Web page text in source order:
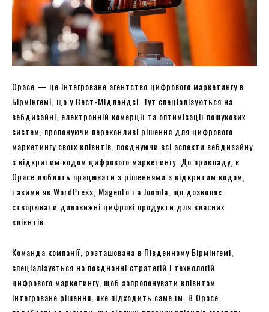
Opace — це інтегроване агентство цифрового маркетингу в
Бірмінгемі, що у Вест-Мідлендсі. Тут спеціалізуються на
вебдизайні, електронній комерції та оптимізації пошукових
систем, пропонуючи переконливі рішення для цифрового
маркетингу своїх клієнтів, поєднуючи всі аспекти вебдизайну
з відкритим кодом цифрового маркетингу. До прикладу, в
Opace люблять працювати з рішеннями з відкритим кодом,
такими як WordPress, Magento та Joomla, що дозволяє
створювати дивовижні цифрові продукти для власних
клієнтів.
Команда компанії, розташована в Південному Бірмінгемі,
спеціалізується на поєднанні стратегій і технологій
цифрового маркетингу, щоб запропонувати клієнтам
інтегроване рішення, яке підходить саме їм. В Opace